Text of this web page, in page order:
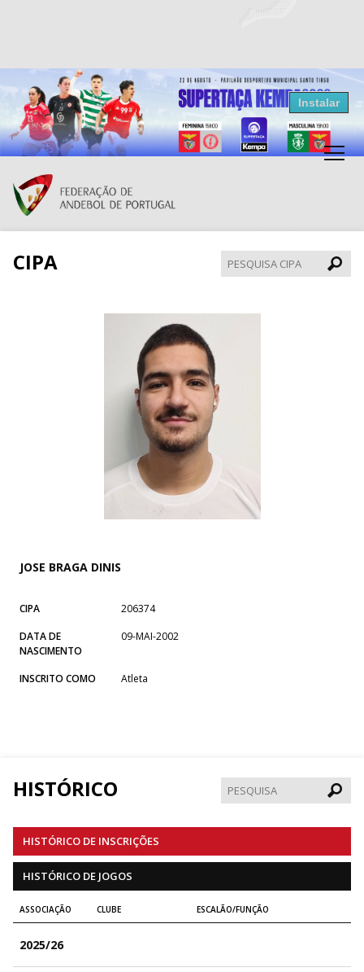
Resultados Andebol
Federação de Andebol de Portugal
Grátis - Disponivel na Play Store
Instalar
CIPA
CIPA
JOSE BRAGA DINIS
CIPA
206374
DATA DE
NASCIMENTO
09-MAI-2002
INSCRITO COMO Atleta
HISTÓRICO
HISTÓRICO DE INSCRIÇÕES
HISTÓRICO DE JOGOS
ASSOCIAÇÃO CLUBE ESCALÃO/FUNÇÃO
2025/26